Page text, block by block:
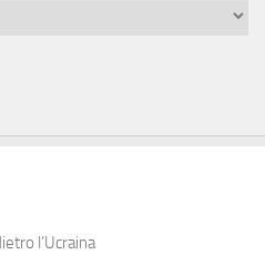
l’Ucraina